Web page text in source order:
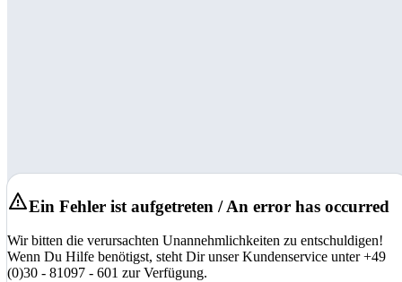
Ein Fehler ist aufgetreten / An error has occurred
Wir bitten die verursachten Unannehmlichkeiten zu entschuldigen!
Wenn Du Hilfe benötigst, steht Dir unser Kundenservice unter +49
(0)30 - 81097 - 601 zur Verfügung.